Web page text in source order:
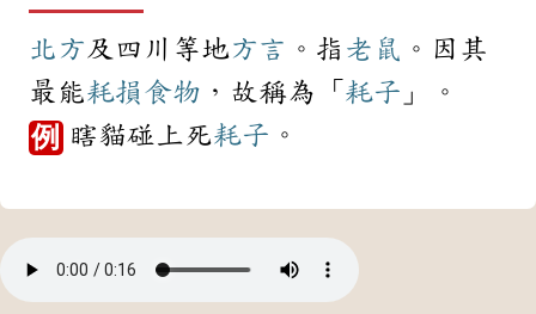
北方及四川等地方言 。指 老鼠 。因其
最能耗損 食物 ，故稱為「 耗子 」。
例 瞎貓碰上死耗子 。